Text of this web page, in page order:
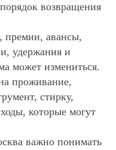
возвращения
премии, авансы,
удержания и
может измениться.
проживание,
стирку,
которые могут
важно понимать